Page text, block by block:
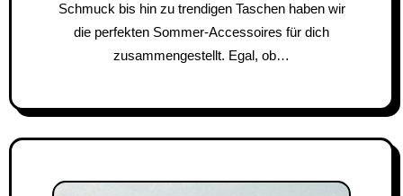
Schmuck bis hin zu trendigen Taschen haben wir
die perfekten Sommer-Accessoires für dich
zusammengestellt. Egal, ob…